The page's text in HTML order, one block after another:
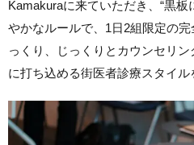
Kamakuraに来ていただき、“黒板
やかなルールで、1日2組限定の
っくり、じっくりとカウンセリ
に打ち込める街医者診療スタイル